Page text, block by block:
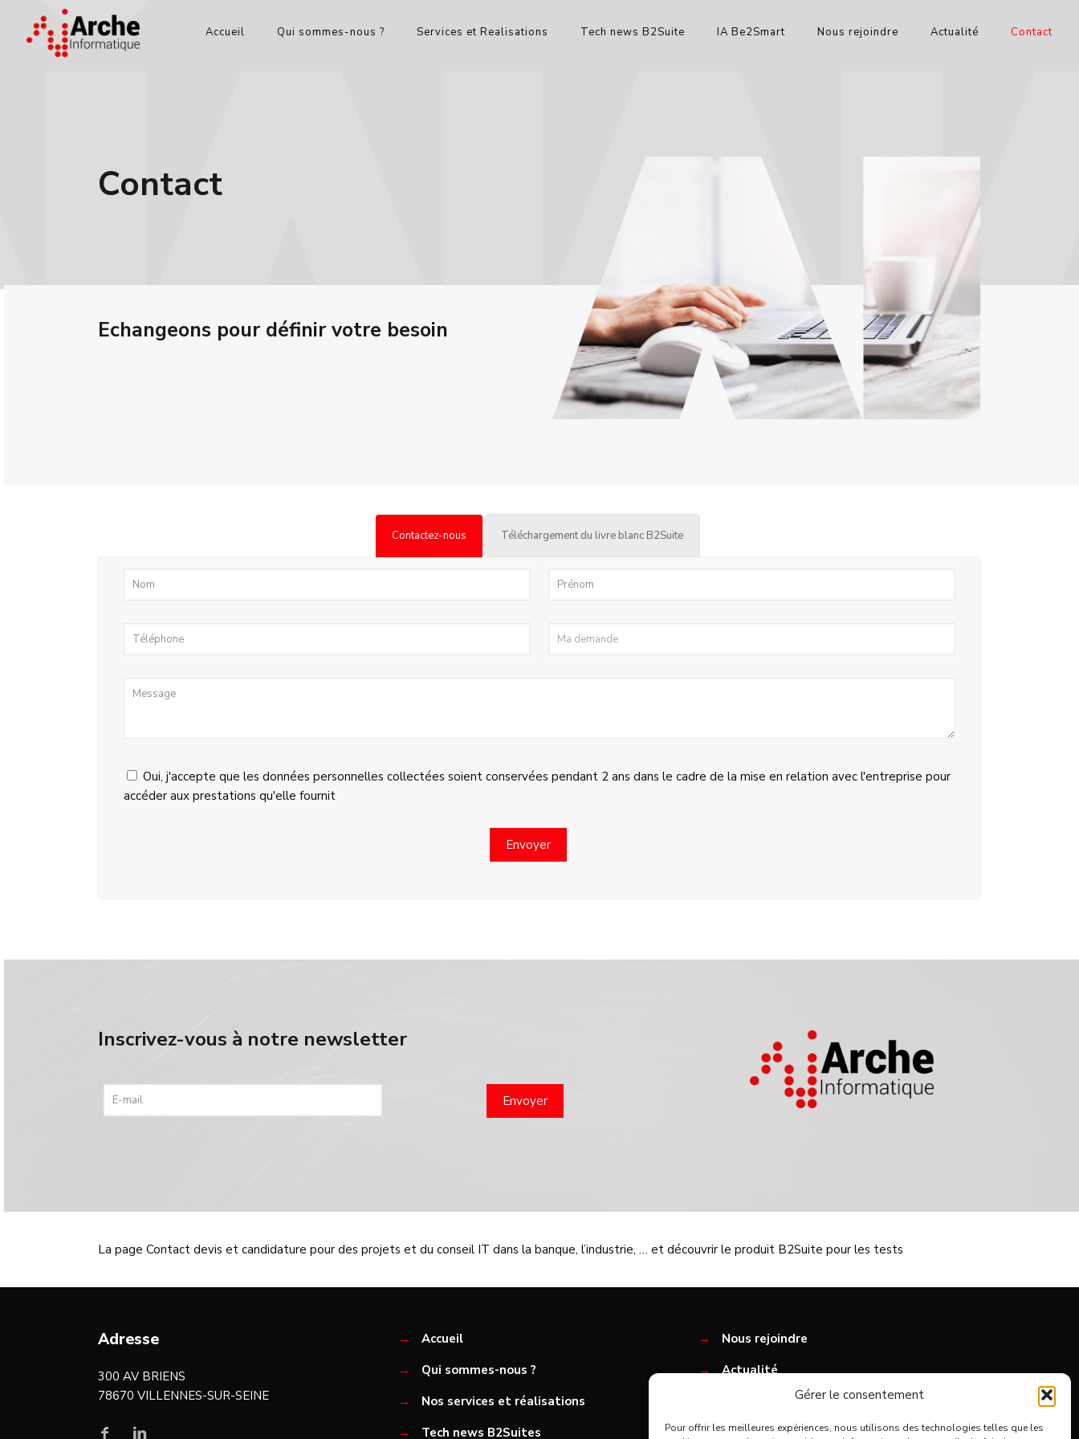
Gérer le consentement
Pour offrir les meilleures expériences, nous utilisons des technologies telles que les
Accueil Qui sommes-nous ? Services et Realisations Tech news B2Suite IA Be2Smart Nous rejoindre Actualité Contact
Contact
Echangeons pour définir votre besoin
Contactez-nous Téléchargement du livre blanc B2Suite
Oui, j'accepte que les données personnelles collectées soient conservées pendant 2 ans dans le cadre de la mise en relation avec l'entreprise pour
accéder aux prestations qu'elle fournit
Inscrivez-vous à notre newsletter
La page Contact devis et candidature pour des projets et du conseil IT dans la banque, l’industrie, … et découvrir le produit B2Suite pour les tests
Adresse
300 AV BRIENS
78670 VILLENNES-SUR-SEINE
→
Accueil
→
Qui sommes-nous ?
→
Nos services et réalisations
→
Tech news B2Suites
→
Nous rejoindre
→
Actualité